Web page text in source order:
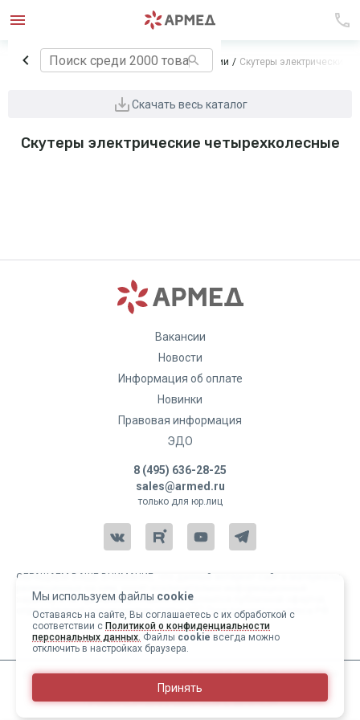
Главная Технические средства реабилитации Скутеры электрические
Скачать весь каталог
Скутеры электрические четырехколесные
Мы используем файлы cookie
Оставаясь на сайте, Вы соглашаетесь с их обработкой с
соответствии с Политикой о конфиденциальности
персональных данных. Файлы cookie всегда можно
отключить в настройках браузера.
Принять
Вакансии
Новости
Информация об оплате
Новинки
Правовая информация
ЭДО
8 (495) 636-28-25
sales@armed.ru
только для юр.лиц
ОБРАЩАЕМ ВАШЕ ВНИМАНИЕ, что данный интернет-сайт и материалы,
характер и ни при каких условиях не являются публичной офертой,
определяемой положениями статьи 437 Гражданского кодекса РФ.
Copyright 2004-2026 © Армед
ИМЕЮТСЯ ПРОТИВОПОКАЗАНИЯ, ПЕРЕД ИСПОЛЬЗОВАНИЕМ
НЕОБХОДИМО ОЗНАКОМИТЬСЯ С ИНСТРУКЦИЕЙ И
ПРОКОНСУЛЬТИРОВАТЬСЯ С ВРАЧОМ